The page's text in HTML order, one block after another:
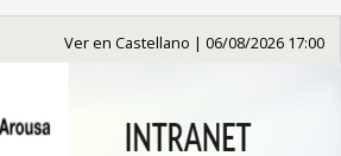
Ver en Castellano | 06/08/2026 17:00